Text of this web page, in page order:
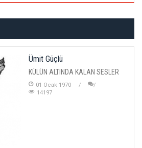
Ümit Güçlü
KÜLÜN ALTINDA KALAN SESLER
01 Ocak 1970
14197